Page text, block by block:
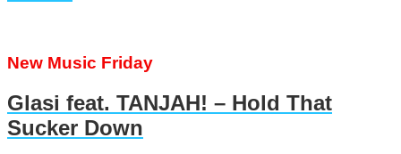
New Music Friday
Glasi feat. TANJAH! – Hold That
Sucker Down